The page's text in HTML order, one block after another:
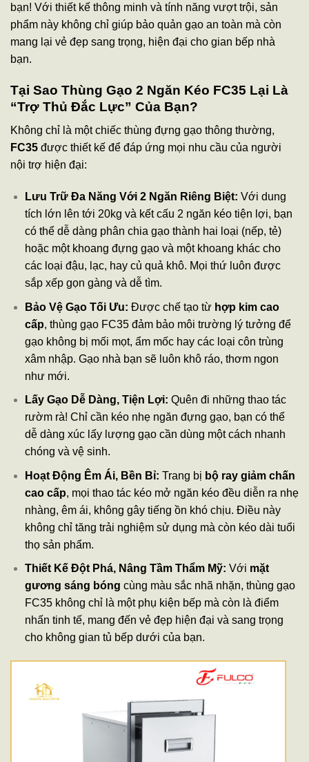
bạn! Với thiết kế thông minh và tính năng vượt trội, sản
phẩm này không chỉ giúp bảo quản gạo an toàn mà còn
mang lại vẻ đẹp sang trọng, hiện đại cho gian bếp nhà
bạn.
Tại Sao Thùng Gạo 2 Ngăn Kéo FC35 Lại Là
“Trợ Thủ Đắc Lực” Của Bạn?
Không chỉ là một chiếc thùng đựng gạo thông thường,
FC35 được thiết kế để đáp ứng mọi nhu cầu của người
nội trợ hiện đại:
Lưu Trữ Đa Năng Với 2 Ngăn Riêng Biệt: Với dung
tích lớn lên tới 20kg và kết cấu 2 ngăn kéo tiện lợi, bạn
có thể dễ dàng phân chia gạo thành hai loại (nếp, tẻ)
hoặc một khoang đựng gạo và một khoang khác cho
các loại đậu, lạc, hay củ quả khô. Mọi thứ luôn được
sắp xếp gọn gàng và dễ tìm.
Bảo Vệ Gạo Tối Ưu: Được chế tạo từ hợp kim cao
cấp, thùng gạo FC35 đảm bảo môi trường lý tưởng để
gạo không bị mối mọt, ẩm mốc hay các loại côn trùng
xâm nhập. Gạo nhà bạn sẽ luôn khô ráo, thơm ngon
như mới.
Lấy Gạo Dễ Dàng, Tiện Lợi: Quên đi những thao tác
rườm rà! Chỉ cần kéo nhẹ ngăn đựng gạo, bạn có thể
dễ dàng xúc lấy lượng gạo cần dùng một cách nhanh
chóng và vệ sinh.
Hoạt Động Êm Ái, Bền Bỉ: Trang bị bộ ray giảm chấn
cao cấp, mọi thao tác kéo mở ngăn kéo đều diễn ra nhẹ
nhàng, êm ái, không gây tiếng ồn khó chịu. Điều này
không chỉ tăng trải nghiệm sử dụng mà còn kéo dài tuổi
thọ sản phẩm.
Thiết Kế Đột Phá, Nâng Tầm Thẩm Mỹ: Với mặt
gương sáng bóng cùng màu sắc nhã nhặn, thùng gạo
FC35 không chỉ là một phụ kiện bếp mà còn là điểm
nhấn tinh tế, mang đến vẻ đẹp hiện đại và sang trọng
cho không gian tủ bếp dưới của bạn.